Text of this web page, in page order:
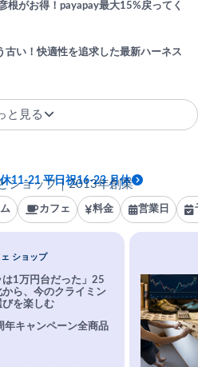
根がお得！payapay最大15%戻ってく
古い！快適性を追求した最新ハーネス
と見る
ショップ｜2013年創業
11-21 平日祝16-23 月休
カフェ 料金 営業日
ショップ
は1万円台だった」25
ら、今のクライミン
びを楽しむ
年キャンペーン全商品